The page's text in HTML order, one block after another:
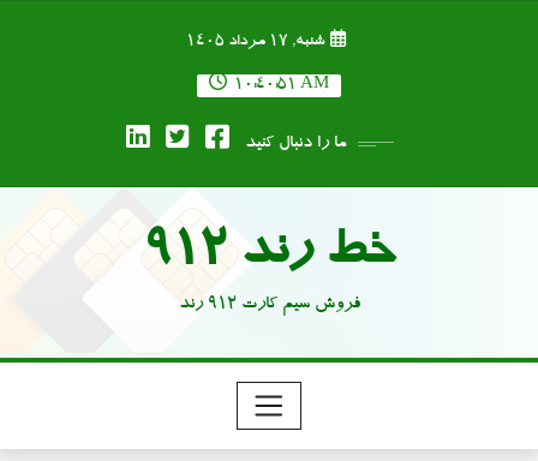
شنبه, ۱۷ مرداد ۱۴۰۵
10:40:52 AM
ما را دنبال کنید
خط رند 912
فروش سیم کارت 912 رند